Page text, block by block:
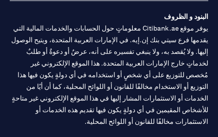
البنود و الظروف
يوفر موقع Citibank.ae معلوماتٍ حول الحسابات والخدمات المالية التي
يقدمها فرع سيتي بنك إن.إيه. في الإمارات العربية المتحدة، ويتيح الوصول
إليها. ولا يُقصد به، ولا ينبغي تفسيره على أنه، عرضٌ أو دعوةٌ أو طلبٌ
لخدماتٍ خارج الإمارات العربية المتحدة. هذا الموقع الإلكتروني غير
مُخصص للتوزيع على أي شخصٍ أو استخدامه في أي دولةٍ يكون فيها هذا
التوزيع أو الاستخدام مخالفًا للقانون أو اللوائح المحلية، كما أن أيًا من
الخدمات أو الاستثمارات المشار إليها في هذا الموقع الإلكتروني غير متاحةٍ
للأشخاص المقيمين في أي دولةٍ يكون فيها تقديم هذه الخدمات أو
الاستثمارات مخالفًا للقانون أو اللوائح المحلية.